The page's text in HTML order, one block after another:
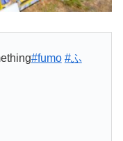
#fumo #ふ